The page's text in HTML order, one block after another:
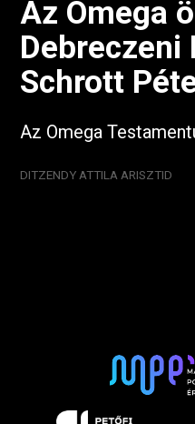
Az Omega
Debreczeni
Schrott
Az Omega
DITZENDY ATTILA ARISZTID